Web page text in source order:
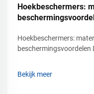
Hoekbeschermers:
Hoekbeschermers:
beschermingsvoordelen
voortdurend beweging
Bekijk meer